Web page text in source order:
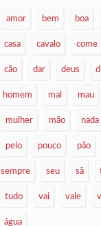
amor bem boa
casa cavalo come
cão dar deus
homem mal mau
mulher mão nada
pelo pouco pão
sempre seu sã
tudo vai vale
água